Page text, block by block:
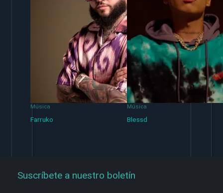
Música
Farruko
Música
Blessd
Suscríbete a nuestro boletín